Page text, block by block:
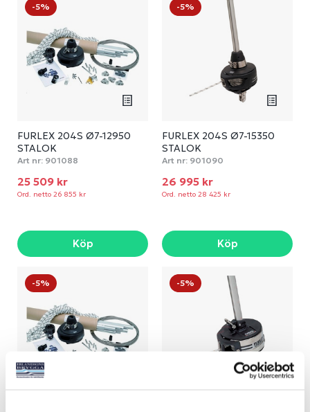
-5%
FURLEX 204S Ø7-12950
STALOK
Art nr: 901088
25 509 kr
Ord. netto 26 855 kr
Köp
-5%
FURLEX 204S Ø7-15350
STALOK
Art nr: 901090
26 995 kr
Ord. netto 28 425 kr
Köp
-5% -5%